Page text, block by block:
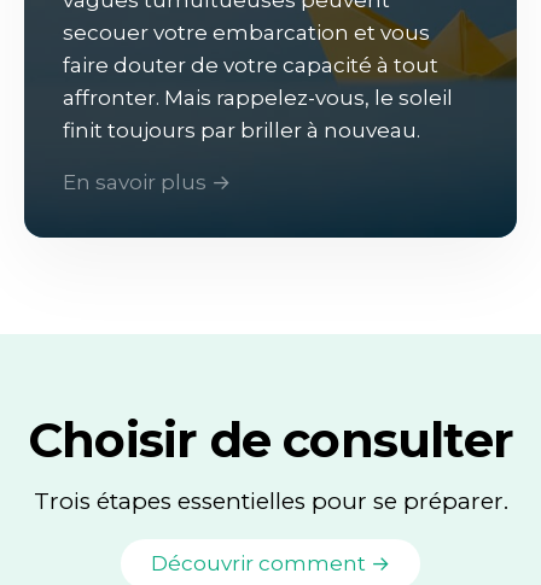
secouer votre embarcation et vous
faire douter de votre capacité à tout
affronter. Mais rappelez-vous, le soleil
finit toujours par briller à nouveau.
En savoir plus →
Choisir de consulter
Trois étapes essentielles pour se préparer.
Découvrir comment →